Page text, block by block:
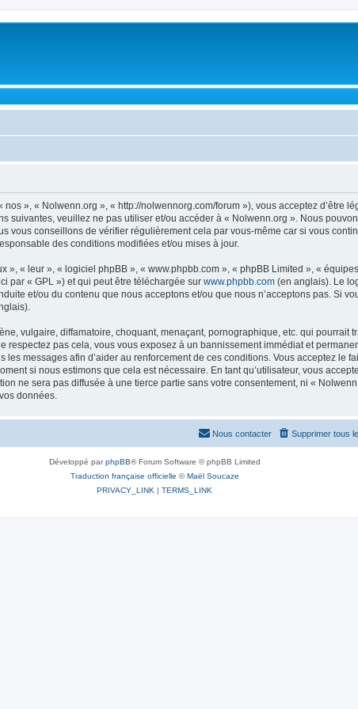
», « Nolwenn.org », « http://nolwennorg.com/forum »), vous acceptez d’être
suivantes, veuillez ne pas utiliser et/ou accéder à « Nolwenn.org ». Nous
vous conseillons de vérifier régulièrement cela par vous-même car si vous
des conditions modifiées et/ou mises à jour.
», « leur », « logiciel phpBB », « www.phpbb.com », « phpBB Limited », «
par « GPL ») et qui peut être téléchargée sur www.phpbb.com (en anglais). Le
et/ou du contenu que nous acceptons et/ou que nous n’acceptons pas. Si
vulgaire, diffamatoire, choquant, menaçant, pornographique, etc. qui pourrait
pas cela, vous vous exposez à un bannissement immédiat et
messages afin d’aider au renforcement de ces conditions. Vous acceptez le
si nous estimons que cela est nécessaire. En tant qu’utilisateur, vous
ne sera pas diffusée à une tierce partie sans votre consentement, ni «
données.
Supprimer tous
Nous contacter
Développé parphpBB® Forum Software © phpBB Limited
Traduction française officielle ©Maël Soucaze
PRIVACY_LINK | TERMS_LINK